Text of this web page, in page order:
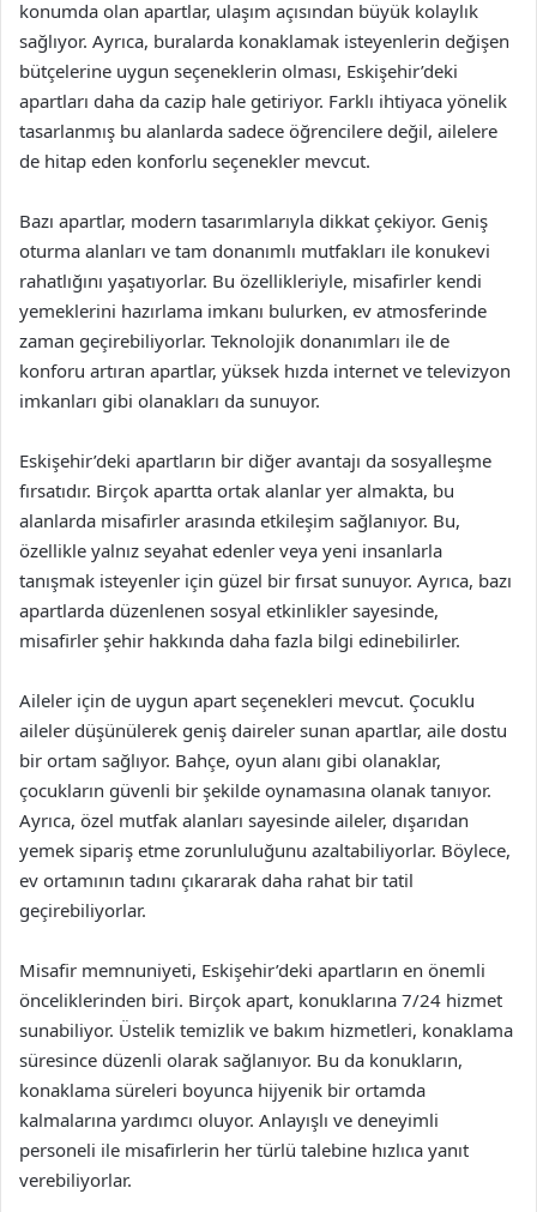
konumda olan apartlar, ulaşım açısından büyük kolaylık
sağlıyor. Ayrıca, buralarda konaklamak isteyenlerin değişen
bütçelerine uygun seçeneklerin olması, Eskişehir’deki
apartları daha da cazip hale getiriyor. Farklı ihtiyaca yönelik
tasarlanmış bu alanlarda sadece öğrencilere değil, ailelere
de hitap eden konforlu seçenekler mevcut.
Bazı apartlar, modern tasarımlarıyla dikkat çekiyor. Geniş
oturma alanları ve tam donanımlı mutfakları ile konukevi
rahatlığını yaşatıyorlar. Bu özellikleriyle, misafirler kendi
yemeklerini hazırlama imkanı bulurken, ev atmosferinde
zaman geçirebiliyorlar. Teknolojik donanımları ile de
konforu artıran apartlar, yüksek hızda internet ve televizyon
imkanları gibi olanakları da sunuyor.
Eskişehir’deki apartların bir diğer avantajı da sosyalleşme
fırsatıdır. Birçok apartta ortak alanlar yer almakta, bu
alanlarda misafirler arasında etkileşim sağlanıyor. Bu,
özellikle yalnız seyahat edenler veya yeni insanlarla
tanışmak isteyenler için güzel bir fırsat sunuyor. Ayrıca, bazı
apartlarda düzenlenen sosyal etkinlikler sayesinde,
misafirler şehir hakkında daha fazla bilgi edinebilirler.
Aileler için de uygun apart seçenekleri mevcut. Çocuklu
aileler düşünülerek geniş daireler sunan apartlar, aile dostu
bir ortam sağlıyor. Bahçe, oyun alanı gibi olanaklar,
çocukların güvenli bir şekilde oynamasına olanak tanıyor.
Ayrıca, özel mutfak alanları sayesinde aileler, dışarıdan
yemek sipariş etme zorunluluğunu azaltabiliyorlar. Böylece,
ev ortamının tadını çıkararak daha rahat bir tatil
geçirebiliyorlar.
Misafir memnuniyeti, Eskişehir’deki apartların en önemli
önceliklerinden biri. Birçok apart, konuklarına 7/24 hizmet
sunabiliyor. Üstelik temizlik ve bakım hizmetleri, konaklama
süresince düzenli olarak sağlanıyor. Bu da konukların,
konaklama süreleri boyunca hijyenik bir ortamda
kalmalarına yardımcı oluyor. Anlayışlı ve deneyimli
personeli ile misafirlerin her türlü talebine hızlıca yanıt
verebiliyorlar.